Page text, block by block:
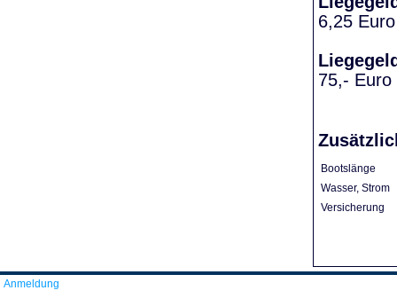
6,25
75,- Euro
Bootslänge
Wasser, Strom
Versicherung
Anmeldung